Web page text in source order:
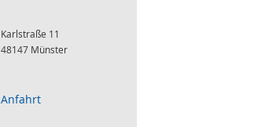
Karlstraße 11
48147 Münster
Anfahrt